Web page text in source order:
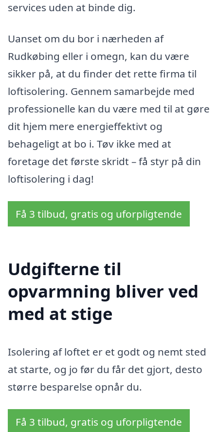
services uden at binde dig.
Uanset om du bor i nærheden af
Rudkøbing eller i omegn, kan du være
sikker på, at du finder det rette firma til
loftisolering. Gennem samarbejde med
professionelle kan du være med til at gøre
dit hjem mere energieffektivt og
behageligt at bo i. Tøv ikke med at
foretage det første skridt – få styr på din
loftisolering i dag!
Få 3 tilbud, gratis og uforpligtende
Udgifterne til
opvarmning bliver ved
med at stige
Isolering af loftet er et godt og nemt sted
at starte, og jo før du får det gjort, desto
større besparelse opnår du.
Få 3 tilbud, gratis og uforpligtende